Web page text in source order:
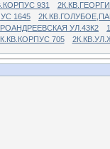
931
1645
УЛ.43К2
705